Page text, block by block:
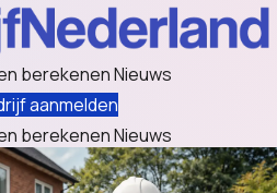
berekenenNieuws
aanmelden
berekenenNieuws